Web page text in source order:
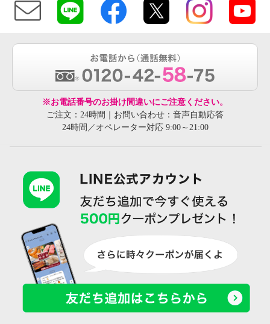
※お電話番号のお掛け間違いにご注意ください。
ご注文：24時間｜お問い合わせ：音声自動応答
24時間／オペレーター対応 9:00～21:00